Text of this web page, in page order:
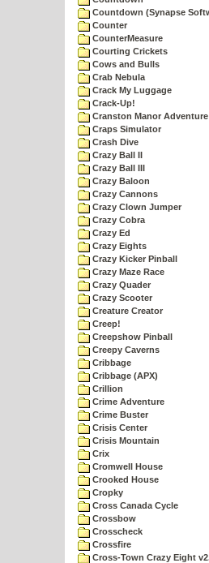
Countdown (Synapse
Counter
CounterMeasure
Courting Crickets
Cows and Bulls
Crab Nebula
Crack My Luggage
Crack-Up!
Cranston Manor Adventure
Craps Simulator
Crash Dive
Crazy Ball II
Crazy Ball III
Crazy Baloon
Crazy Cannons
Crazy Clown Jumper
Crazy Cobra
Crazy Ed
Crazy Eights
Crazy Kicker Pinball
Crazy Maze Race
Crazy Quader
Crazy Scooter
Creature Creator
Creep!
Creepshow Pinball
Creepy Caverns
Cribbage
Cribbage (APX)
Crillion
Crime Adventure
Crime Buster
Crisis Center
Crisis Mountain
Crix
Cromwell House
Crooked House
Cropky
Cross Canada Cycle
Crossbow
Crosscheck
Crossfire
Cross-Town Crazy Eight